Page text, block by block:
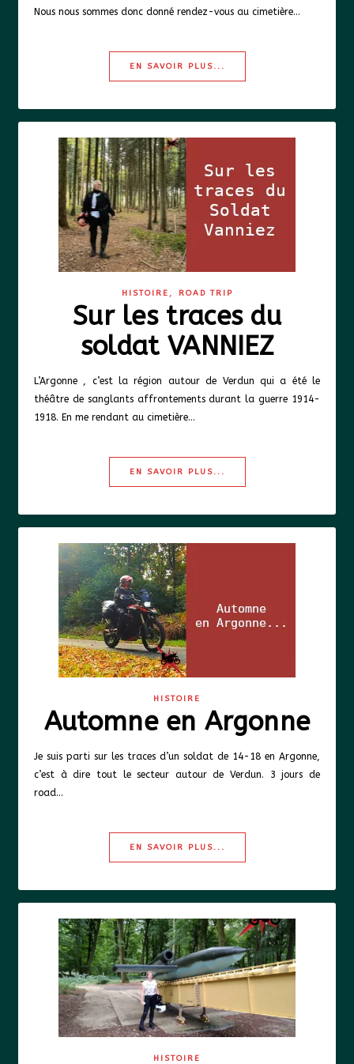
Nous nous sommes donc donné rendez-vous au cimetière…
EN SAVOIR PLUS...
HISTOIRE , ROAD TRIP
Sur les traces du
soldat VANNIEZ
L’Argonne , c’est la région autour de Verdun qui a été le
théâtre de sanglants affrontements durant la guerre 1914-
1918. En me rendant au cimetière…
EN SAVOIR PLUS...
HISTOIRE
Automne en Argonne
Je suis parti sur les traces d’un soldat de 14-18 en Argonne,
c’est à dire tout le secteur autour de Verdun. 3 jours de
road…
EN SAVOIR PLUS...
HISTOIRE